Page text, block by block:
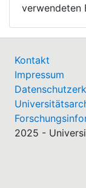
verwendeten
Kontakt
Impressum
2025 -